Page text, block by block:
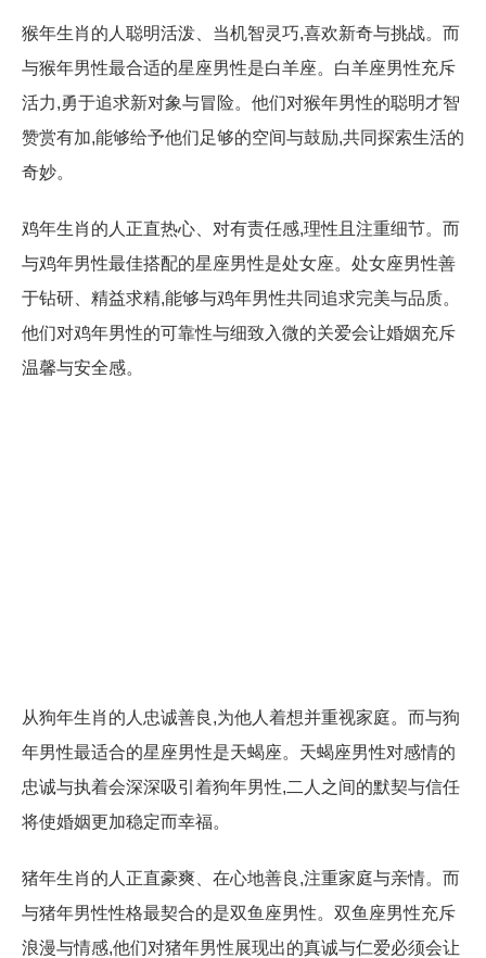
猴年生肖的人聪明活泼、当机智灵巧,喜欢新奇与挑战。而
与猴年男性最合适的星座男性是白羊座。白羊座男性充斥
活力,勇于追求新对象与冒险。他们对猴年男性的聪明才智
赞赏有加,能够给予他们足够的空间与鼓励,共同探索生活的
奇妙。
鸡年生肖的人正直热心、对有责任感,理性且注重细节。而
与鸡年男性最佳搭配的星座男性是处女座。处女座男性善
于钻研、精益求精,能够与鸡年男性共同追求完美与品质。
他们对鸡年男性的可靠性与细致入微的关爱会让婚姻充斥
温馨与安全感。
从狗年生肖的人忠诚善良,为他人着想并重视家庭。而与狗
年男性最适合的星座男性是天蝎座。天蝎座男性对感情的
忠诚与执着会深深吸引着狗年男性,二人之间的默契与信任
将使婚姻更加稳定而幸福。
猪年生肖的人正直豪爽、在心地善良,注重家庭与亲情。而
与猪年男性性格最契合的是双鱼座男性。双鱼座男性充斥
浪漫与情感,他们对猪年男性展现出的真诚与仁爱必须会让